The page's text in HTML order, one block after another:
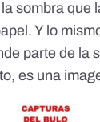
sombra que
Y lo
parte de la
es una